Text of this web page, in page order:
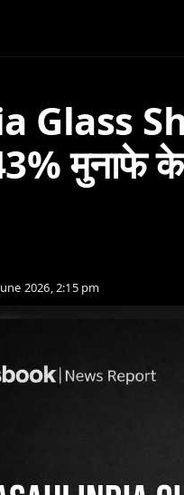
Glass
मुनाफे
2026, 2:15 pm